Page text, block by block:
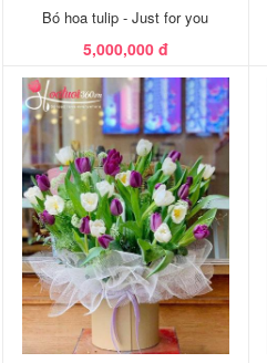
Bó hoa tulip - Just for you
5,000,000 đ